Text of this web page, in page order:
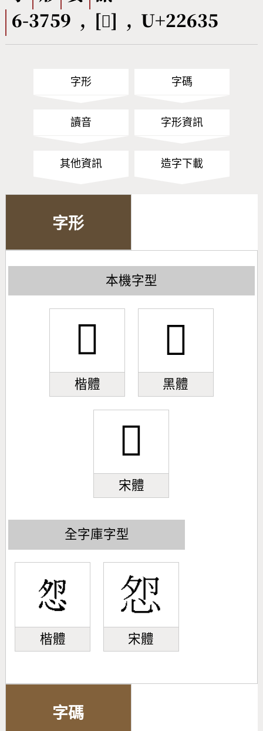
CNS查詢 Unicode查詢
6-3759 , [𢘵] , U+22635
字形 字碼
讀音 字形資訊
其他資訊 造字下載
字形
本機字型
𢘵
楷體
𢘵
黑體
𢘵
宋體
全字庫字型
楷體 宋體
字碼